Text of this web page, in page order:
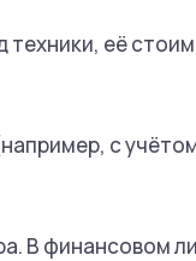
её
с
В финансовом